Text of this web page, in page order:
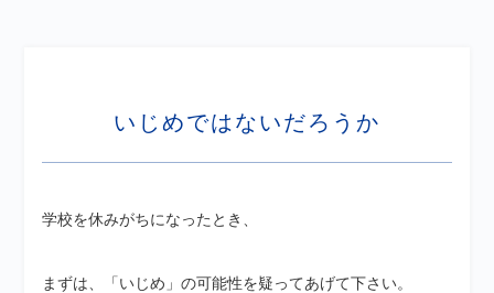
いじめではないだろうか
学校を休みがちになったとき、
まずは、「いじめ」の可能性を疑ってあげて下さい。